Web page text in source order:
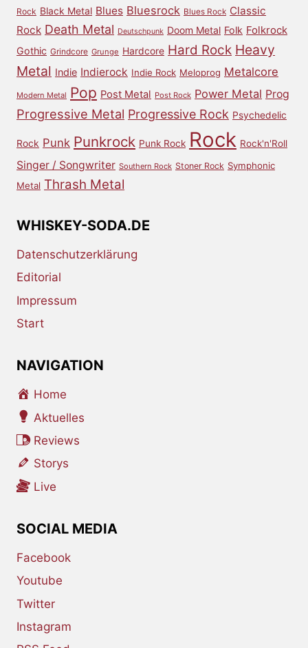
Rock Black Metal Blues Bluesrock Blues Rock Classic
Rock Death Metal Deutschpunk Doom Metal Folk Folkrock
Gothic Grindcore Grunge Hardcore Hard Rock Heavy
Metal Indie Indierock Indie Rock Meloprog Metalcore
Modern Metal Pop Post Metal Post Rock Power Metal Prog
Progressive Metal Progressive Rock Psychedelic
Rock Punk Punkrock Punk Rock Rock Rock'n'Roll
Singer / Songwriter Southern Rock Stoner Rock Symphonic
Metal Thrash Metal
WHISKEY-SODA.DE
Datenschutzerklärung
Editorial
Impressum
Start
NAVIGATION
Home
Aktuelles
Reviews
Storys
Live
SOCIAL MEDIA
Facebook
Youtube
Twitter
Instagram